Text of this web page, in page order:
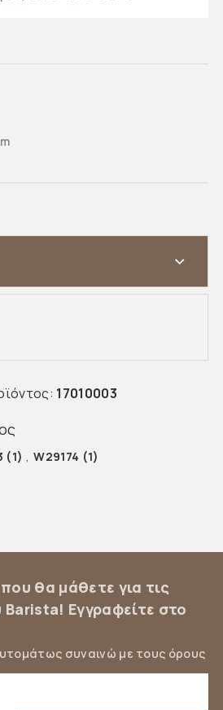
17010003
(1) , W29174 (1)
θα μάθετε για τις
Barista! Εγγραφείτε στο
συναινώ με τους όρους